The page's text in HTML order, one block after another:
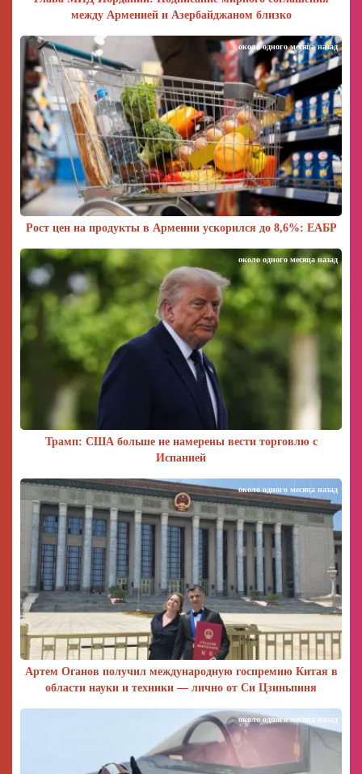
между Арменией и Азербайджаном близко
Рост цен на продукты в Армении ускорился до 8,6%: ЕАБР
около одного месяца назад
Трамп: США больше не намерены вести торговлю с
Испанией
около одного месяца назад
Артем Оганов получил международную госпремию Китая в
области науки и техники — лично от Си Цзиньпиня
около одного месяца назад
около одного месяца назад